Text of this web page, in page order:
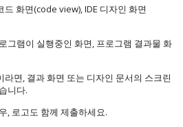
드 화면(code view), IDE 디자인 화면
그램이 실행중인 화면, 프로그램 결과물 화
라면, 결과 화면 또는 디자인 문서의 스크린
니다.
, 로고도 함께 제출하세요.